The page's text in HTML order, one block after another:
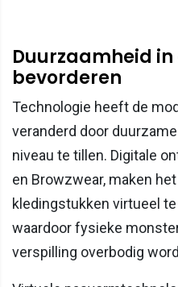
Duurzaamheid
bevorderen
Technologie heeft de
veranderd door
niveau te tillen. Digitale
en Browzwear, maken
kledingstukken virtueel
waardoor fysieke
verspilling overbodig